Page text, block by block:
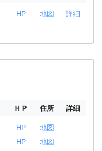
HP 地図 詳細
ＨＰ 住所 詳細
HP
地図
HP
地図